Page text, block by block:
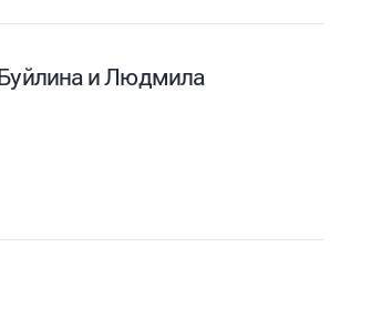
и Людмила